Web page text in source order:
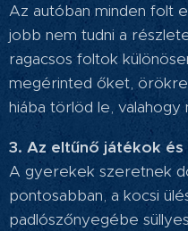
Az autóban minden folt
jobb nem tudni a
ragacsos foltok
megérinted őket,
hiába törlöd le, valahogy
3. Az eltűnő játékok és
A gyerekek szeretnek
pontosabban, a kocsi
padlószőnyegébe